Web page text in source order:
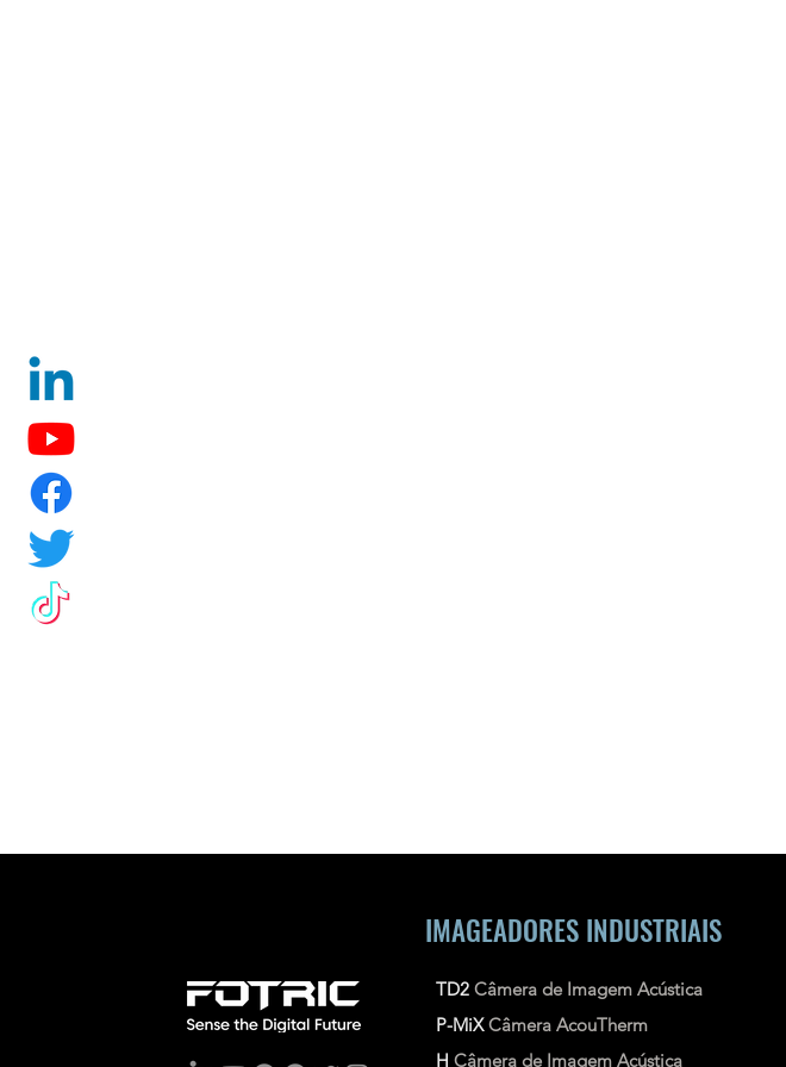
IMAGEADORES INDUSTRIAIS
TD2 Câmera de Imagem Acústica
P-MiXCâmera AcouTherm
H Câmera de Imagem Acústica